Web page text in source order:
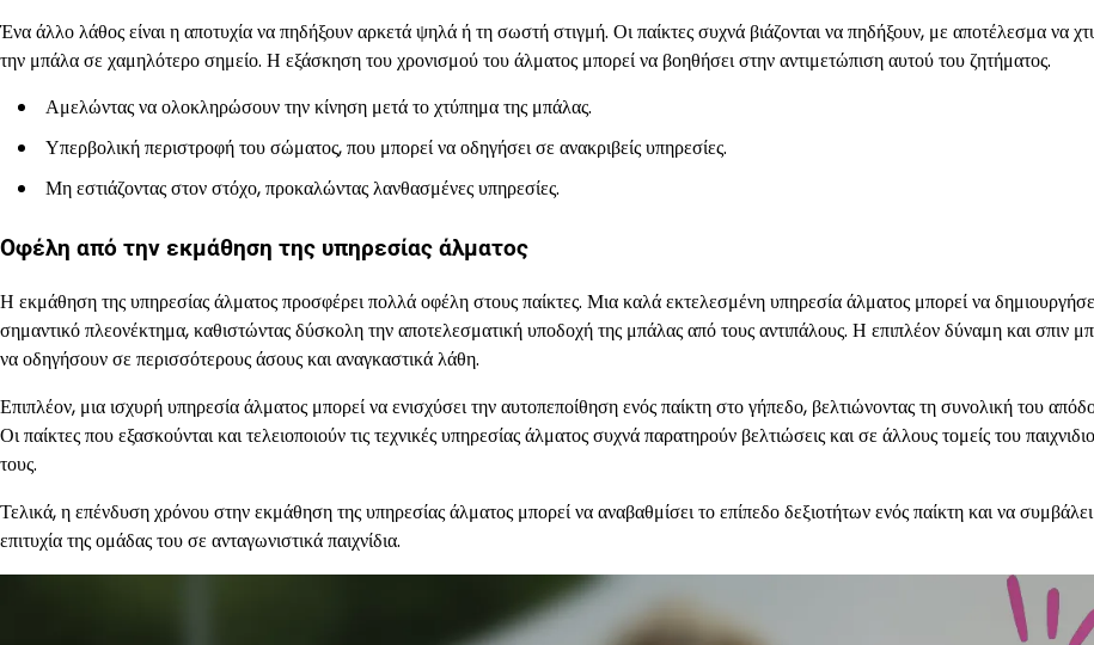
Ένα άλλο λάθος είναι η αποτυχία να πηδήξουν αρκετά ψηλά ή τη σωστή στιγμή. Οι παίκτες συχνά βιάζονται να πηδήξουν, με αποτέλεσμα να
την μπάλα σε χαμηλότερο σημείο. Η εξάσκηση του χρονισμού του άλματος μπορεί να βοηθήσει στην αντιμετώπιση αυτού του ζητήματος.
Αμελώντας να ολοκληρώσουν την κίνηση μετά το χτύπημα της μπάλας.
Υπερβολική περιστροφή του σώματος, που μπορεί να οδηγήσει σε ανακριβείς υπηρεσίες.
Μη εστιάζοντας στον στόχο, προκαλώντας λανθασμένες υπηρεσίες.
Οφέλη από την εκμάθηση της υπηρεσίας άλματος
Η εκμάθηση της υπηρεσίας άλματος προσφέρει πολλά οφέλη στους παίκτες. Μια καλά εκτελεσμένη υπηρεσία άλματος μπορεί να
σημαντικό πλεονέκτημα, καθιστώντας δύσκολη την αποτελεσματική υποδοχή της μπάλας από τους αντιπάλους. Η επιπλέον δύναμη και σπιν
να οδηγήσουν σε περισσότερους άσους και αναγκαστικά λάθη.
Επιπλέον, μια ισχυρή υπηρεσία άλματος μπορεί να ενισχύσει την αυτοπεποίθηση ενός παίκτη στο γήπεδο, βελτιώνοντας τη συνολική του
Οι παίκτες που εξασκούνται και τελειοποιούν τις τεχνικές υπηρεσίας άλματος συχνά παρατηρούν βελτιώσεις και σε άλλους τομείς του
τους.
Τελικά, η επένδυση χρόνου στην εκμάθηση της υπηρεσίας άλματος μπορεί να αναβαθμίσει το επίπεδο δεξιοτήτων ενός παίκτη και να
επιτυχία της ομάδας του σε ανταγωνιστικά παιχνίδια.